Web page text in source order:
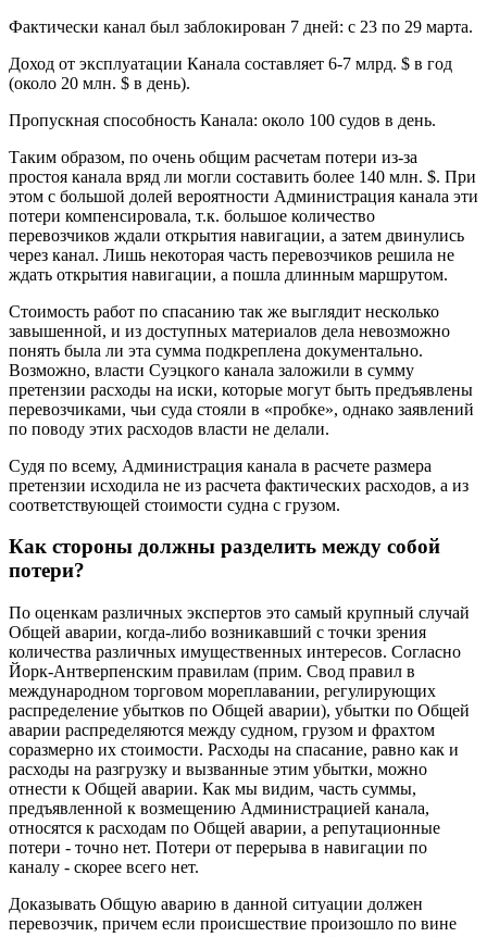
Фактически канал был заблокирован 7 дней: с 23 по 29 марта.
Доход от эксплуатации Канала составляет 6-7 млрд. $ в год
(около 20 млн. $ в день).
Пропускная способность Канала: около 100 судов в день.
Таким образом, по очень общим расчетам потери из-за
простоя канала вряд ли могли составить более 140 млн. $. При
этом с большой долей вероятности Администрация канала эти
потери компенсировала, т.к. большое количество
перевозчиков ждали открытия навигации, а затем двинулись
через канал. Лишь некоторая часть перевозчиков решила не
ждать открытия навигации, а пошла длинным маршрутом.
Стоимость работ по спасанию так же выглядит несколько
завышенной, и из доступных материалов дела невозможно
понять была ли эта сумма подкреплена документально.
Возможно, власти Суэцкого канала заложили в сумму
претензии расходы на иски, которые могут быть предъявлены
перевозчиками, чьи суда стояли в «пробке», однако заявлений
по поводу этих расходов власти не делали.
Судя по всему, Администрация канала в расчете размера
претензии исходила не из расчета фактических расходов, а из
соответствующей стоимости судна с грузом.
Как стороны должны разделить между собой
потери?
По оценкам различных экспертов это самый крупный случай
Общей аварии, когда-либо возникавший с точки зрения
количества различных имущественных интересов. Согласно
Йорк-Антверпенским правилам (прим. Свод правил в
международном торговом мореплавании, регулирующих
распределение убытков по Общей аварии), убытки по Общей
аварии распределяются между судном, грузом и фрахтом
соразмерно их стоимости. Расходы на спасание, равно как и
расходы на разгрузку и вызванные этим убытки, можно
отнести к Общей аварии. Как мы видим, часть суммы,
предъявленной к возмещению Администрацией канала,
относятся к расходам по Общей аварии, а репутационные
потери - точно нет. Потери от перерыва в навигации по
каналу - скорее всего нет.
Доказывать Общую аварию в данной ситуации должен
перевозчик, причем если происшествие произошло по вине